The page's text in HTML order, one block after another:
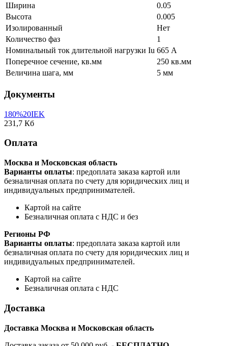
Ширина
0.05
Высота
0.005
Изолированный
Нет
Количество фаз
1
Номинальный ток длительной нагрузки Iu 665 А
Поперечное сечение, кв.мм
250 кв.мм
Величина шага, мм
5 мм
Документы
180%20IEK
231,7 Кб
Оплата
Москва и Московская область
Варианты оплаты: предоплата заказа картой или
безналичная оплата по счету для юридических лиц и
индивидуальных предпринимателей.
Картой на сайте
Безналичная оплата с НДС и без
Регионы РФ
Варианты оплаты: предоплата заказа картой или
безналичная оплата по счету для юридических лиц и
индивидуальных предпринимателей.
Картой на сайте
Безналичная оплата с НДС
Доставка
Доставка Москва и Московская область